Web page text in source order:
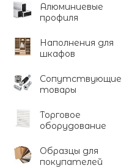
Алюминиевые
профиля
Наполнения для
шкафов
Сопутствующие
товары
Торговое
оборудование
Образцы для
покупателей